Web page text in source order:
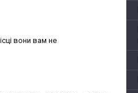
вони вам не